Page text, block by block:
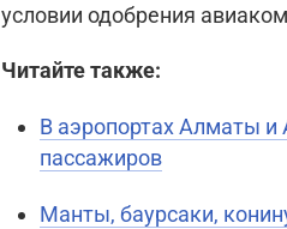
условии одобрения
Читайте также:
В аэропортах Алматы и
пассажиров
Манты, баурсаки,